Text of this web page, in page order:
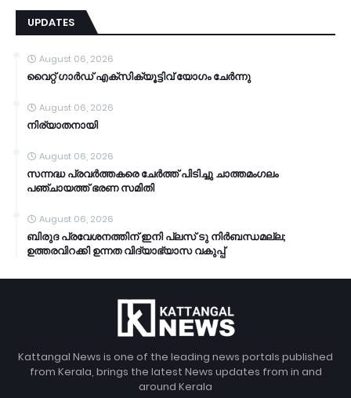
UPDATES
August 06, 2026
വൈറ്റ് ഗാർഡ് എക്സിക്യൂട്ടിവ് യോഗം ചേർന്നു
August 06, 2026
നിര്യാതനായി
August 06, 2026
സന്നദ്ധ പ്രവർത്തകരെ ചേർത്ത് പിടിച്ചു ചാത്തമംഗലം
പഞ്ചായത്ത്‌ ഭരണ സമിതി
August 06, 2026
ബിരുദ പ്രവേശനത്തിന് ഇനി പ്ലസ് ടു നിർബന്ധമല്ല;
ഉത്തരവിറക്കി ഉന്നത വിദ്യാഭ്യാസ വകുപ്പ്
Kattangal News is one of the leading news portals published
from Kerala, brings the latest News updates from in and
around Kerala